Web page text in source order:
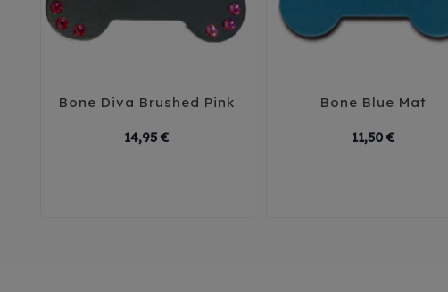
Bone Diva Brushed Pink
14,95 €Prix
Bone Blue Mat
11,50 €Prix